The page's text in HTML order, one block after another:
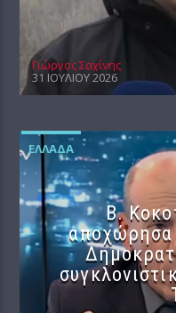
Γιώργος Σαχίνης
31 ΙΟΥΛΊΟΥ 2026
ΕΛΛΆΔΑ
Β.
αποχώρησα